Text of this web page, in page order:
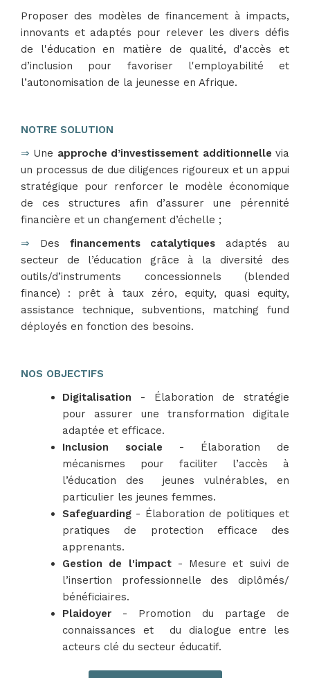
Proposer des modèles de financement à impacts,
innovants et adaptés pour relever les divers défis
de l'éducation en matière de qualité, d'accès et
d’inclusion pour favoriser l'employabilité et
l’autonomisation de la jeunesse en Afrique.
NOTRE SOLUTION
⇒ Une approche d’investissement additionnelle via
un processus de due diligences rigoureux et un appui
stratégique pour renforcer le modèle économique
de ces structures afin d’assurer une pérennité
financière et un changement d’échelle ;
⇒ Des financements catalytiques adaptés au
secteur de l’éducation grâce à la diversité des
outils/d’instruments concessionnels (blended
finance) : prêt à taux zéro, equity, quasi equity,
assistance technique, subventions, matching fund
déployés en fonction des besoins.
NOS OBJECTIFS
Digitalisation - Élaboration de stratégie
pour assurer une transformation digitale
adaptée et efficace.
Inclusion sociale - Élaboration de
mécanismes pour faciliter l’accès à
l’éducation des jeunes vulnérables, en
particulier les jeunes femmes.
Safeguarding - Élaboration de politiques et
pratiques de protection efficace des
apprenants.
Gestion de l'impact- Mesure et suivi de
l’insertion professionnelle des diplômés/
bénéficiaires.
Plaidoyer - Promotion du partage de
connaissances et du dialogue entre les
acteurs clé du secteur éducatif.